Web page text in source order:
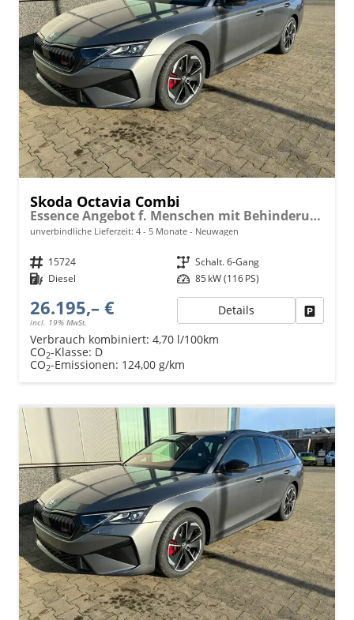
Skoda Octavia Combi
Essence Angebot f. Menschen mit Behinderung ab 50 %! 2.0 TDI 115PS, 2-Zonen-Climatronic, Parksensoren hinten, Radio 10"/Bluetooth/DAB, Tempomat, LED-Scheinwerfer, M-Lederlenkrad, Dachreling, 8x Airbags
unverbindliche Lieferzeit: 4 - 5 Monate Neuwagen
Fahrzeugnr. 15724 Getriebe Schalt. 6-Gang
Kraftstoff Diesel Leistung 85 kW (116 PS)
26.195,– €
incl. 19% MwSt.
Details
Verbrauch kombiniert: 4,70 l/100km
CO2-Klasse: D
CO2-Emissionen: 124,00 g/km